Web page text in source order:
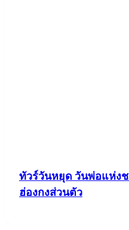
ทัวร์วันหยุด วันพ่อแห่ง
ฮ่องกงส่วนตัว